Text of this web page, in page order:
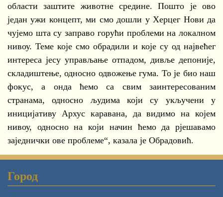
области заштите животне средине. Пошто је ово
један ужи концепт, ми смо дошли у Херцег Нови да
чујемо шта су заправо горући проблеми на локалном
нивоу. Теме које смо обрадили и које су од највећег
интереса јесу управљање отпадом, дивље депоније,
складиштење, односно одвожење гума. То је био наш
фокус, а онда ћемо са свим заинтересованим
странама, односно људима који су укључени у
иницијативу Архус каравана, да видимо на којем
нивоу, односно на који начин ћемо да рјешавамо
заједнички ове проблеме“, казала је Обрадовић.
Город